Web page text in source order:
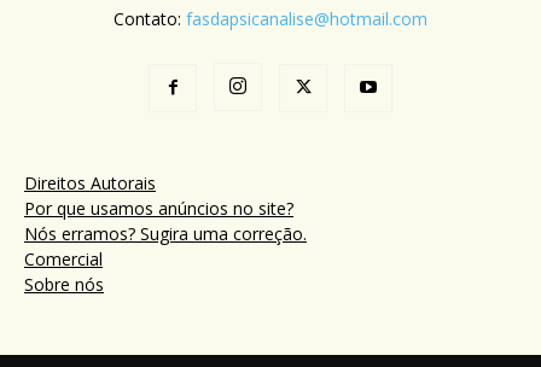
Contato: fasdapsicanalise@hotmail.com
Direitos Autorais
Por que usamos anúncios no site?
Nós erramos? Sugira uma correção.
Comercial
Sobre nós